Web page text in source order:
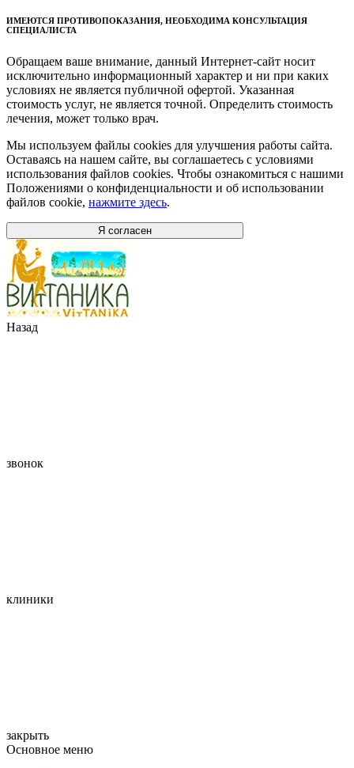
ИМЕЮТСЯ ПРОТИВОПОКАЗАНИЯ, НЕОБХОДИМА КОНСУЛЬТАЦИЯ
СПЕЦИАЛИСТА
Обращаем ваше внимание, данный Интернет-сайт носит
исключительно информационный характер и ни при каких
условиях не является публичной офертой. Указанная
стоимость услуг, не является точной. Определить стоимость
лечения, может только врач.
Мы используем файлы cookies для улучшения работы сайта.
Оставаясь на нашем сайте, вы соглашаетесь с условиями
использования файлов cookies. Чтобы ознакомиться с нашими
Положениями о конфиденциальности и об использовании
файлов cookie, нажмите здесь.
Я согласен
Назад
звонок
клиники
закрыть
Основное меню